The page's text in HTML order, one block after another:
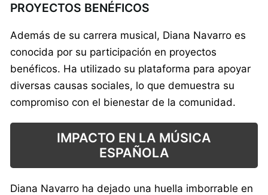
PROYECTOS BENÉFICOS
Además de su carrera musical, Diana Navarro es
conocida por su participación en proyectos
benéficos. Ha utilizado su plataforma para apoyar
diversas causas sociales, lo que demuestra su
compromiso con el bienestar de la comunidad.
IMPACTO EN LA MÚSICA
ESPAÑOLA
Diana Navarro ha dejado una huella imborrable en